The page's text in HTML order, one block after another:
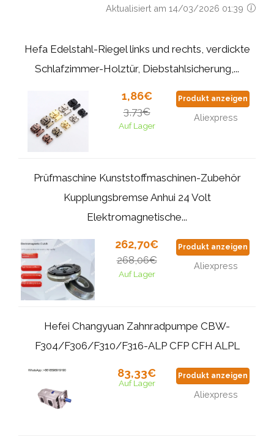
Aktualisiert am 14/03/2026 01:39
Hefa Edelstahl-Riegel links und rechts, verdickte
Schlafzimmer-Holztür, Diebstahlsicherung,...
1,86€
3,73€
Auf Lager
Produkt anzeigen
Aliexpress
Prüfmaschine Kunststoffmaschinen-Zubehör
Kupplungsbremse Anhui 24 Volt
Elektromagnetische...
262,70€
268,06€
Auf Lager
Produkt anzeigen
Aliexpress
Hefei Changyuan Zahnradpumpe CBW-
F304/F306/F310/F316-ALP CFP CFH ALPL
83,33€
Auf Lager
Produkt anzeigen
Aliexpress